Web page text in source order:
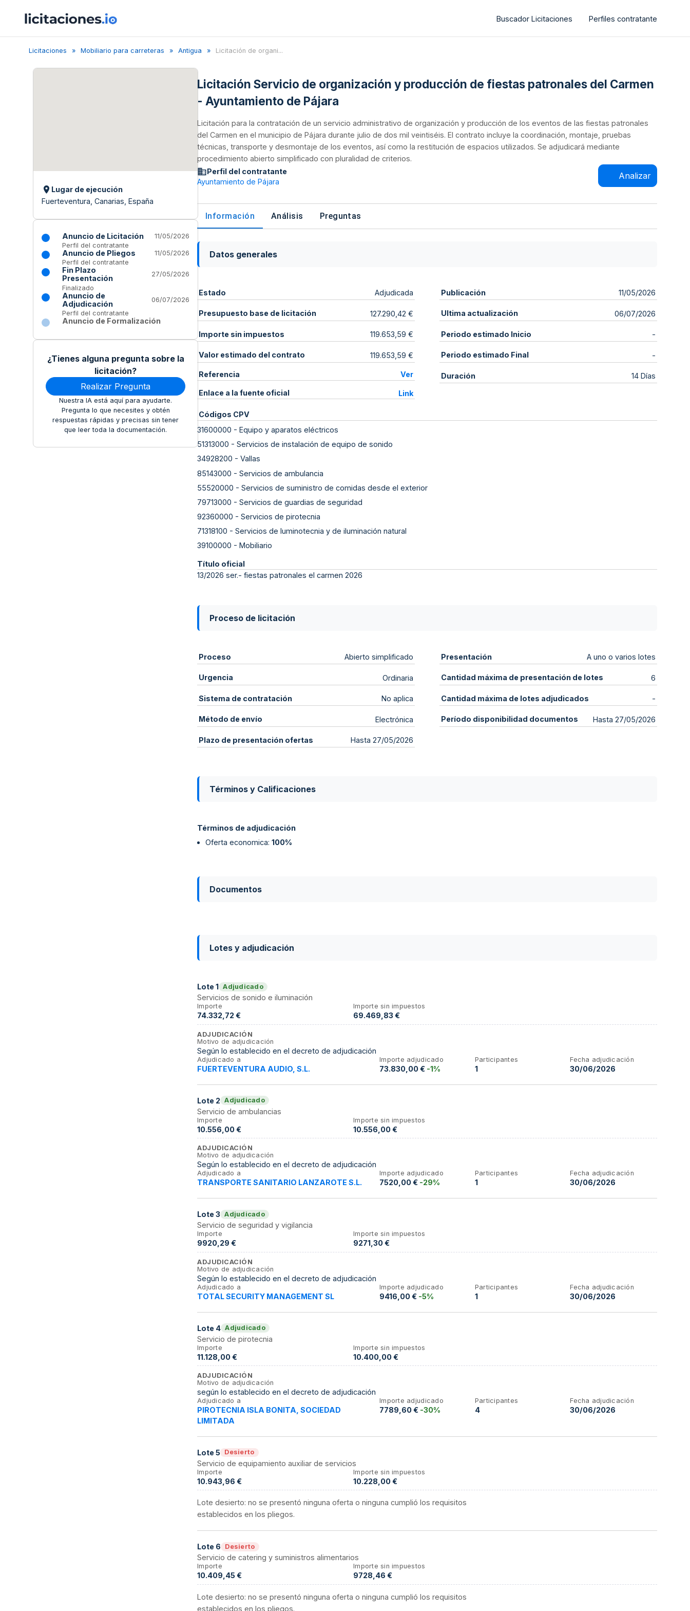
Buscador Licitaciones Perfiles contratante
Licitaciones Mobiliario para carreteras Antigua Licitación de organi...
Lugar de ejecución
Fuerteventura, Canarias, España
Anuncio de Licitación
11/05/2026
Perfil del contratante
Anuncio de Pliegos
11/05/2026
Perfil del contratante
Fin Plazo
Presentación
27/05/2026
Finalizado
Anuncio de
Adjudicación
06/07/2026
Perfil del contratante
Anuncio de Formalización
¿Tienes alguna pregunta sobre la
licitación?
Realizar Pregunta
Nuestra IA está aquí para ayudarte.
Pregunta lo que necesites y obtén
respuestas rápidas y precisas sin tener
que leer toda la documentación.
Licitación Servicio de organización y producción de fiestas patronales del Carmen
- Ayuntamiento de Pájara
Licitación para la contratación de un servicio administrativo de organización y producción de los eventos de las fiestas patronales
del Carmen en el municipio de Pájara durante julio de dos mil veintiséis. El contrato incluye la coordinación, montaje, pruebas
técnicas, transporte y desmontaje de los eventos, así como la restitución de espacios utilizados. Se adjudicará mediante
procedimiento abierto simplificado con pluralidad de criterios.
Perfil del contratante
Ayuntamiento de Pájara
Analizar
Información Análisis Preguntas
Datos generales
Estado Adjudicada
Presupuesto base de licitación 127.290,42 €
Importe sin impuestos 119.653,59 €
Valor estimado del contrato 119.653,59 €
Referencia Ver
Enlace a la fuente oficial Link
Publicación 11/05/2026
Ultima actualización 06/07/2026
Periodo estimado Inicio -
Periodo estimado Final -
Duración 14 Días
Códigos CPV
31600000 - Equipo y aparatos eléctricos
51313000 - Servicios de instalación de equipo de sonido
34928200 - Vallas
85143000 - Servicios de ambulancia
55520000 - Servicios de suministro de comidas desde el exterior
79713000 - Servicios de guardias de seguridad
92360000 - Servicios de pirotecnia
71318100 - Servicios de luminotecnia y de iluminación natural
39100000 - Mobiliario
Título oficial
13/2026 ser.- fiestas patronales el carmen 2026
Proceso de licitación
Proceso Abierto simplificado
Urgencia Ordinaria
Sistema de contratación No aplica
Método de envío Electrónica
Plazo de presentación ofertas Hasta 27/05/2026
Presentación A uno o varios lotes
Cantidad máxima de presentación de lotes 6
Cantidad máxima de lotes adjudicados -
Período disponibilidad documentos Hasta 27/05/2026
Términos y Calificaciones
Términos de adjudicación
Oferta economica: 100%
Documentos
Lotes y adjudicación
Lote1 Adjudicado
Servicios de sonido e iluminación
Importe
74.332,72 €
Importe sin impuestos
69.469,83 €
ADJUDICACIÓN
Motivo de adjudicación
Según lo establecido en el decreto de adjudicación
Adjudicado a
FUERTEVENTURA AUDIO, S.L.
Importe adjudicado
73.830,00 € -1%
Participantes
1
Fecha adjudicación
30/06/2026
Lote 2 Adjudicado
Servicio de ambulancias
Importe
10.556,00 €
Importe sin impuestos
10.556,00 €
ADJUDICACIÓN
Motivo de adjudicación
Según lo establecido en el decreto de adjudicación
Adjudicado a
TRANSPORTE SANITARIO LANZAROTE S.L.
Importe adjudicado
7520,00 € -29%
Participantes
1
Fecha adjudicación
30/06/2026
Lote3 Adjudicado
Servicio de seguridad y vigilancia
Importe
9920,29 €
Importe sin impuestos
9271,30 €
ADJUDICACIÓN
Motivo de adjudicación
Según lo establecido en el decreto de adjudicación
Adjudicado a
TOTAL SECURITY MANAGEMENT SL
Importe adjudicado
9416,00 € -5%
Participantes
1
Fecha adjudicación
30/06/2026
Lote 4 Adjudicado
Servicio de pirotecnia
Importe
11.128,00 €
Importe sin impuestos
10.400,00 €
ADJUDICACIÓN
Motivo de adjudicación
según lo establecido en el decreto de adjudicación
Adjudicado a
PIROTECNIA ISLA BONITA, SOCIEDAD
LIMITADA
Importe adjudicado
7789,60 € -30%
Participantes
4
Fecha adjudicación
30/06/2026
Lote5 Desierto
Servicio de equipamiento auxiliar de servicios
Importe
10.943,96 €
Importe sin impuestos
10.228,00 €
Lote desierto: no se presentó ninguna oferta o ninguna cumplió los requisitos
establecidos en los pliegos.
Lote 6 Desierto
Servicio de catering y suministros alimentarios
Importe
10.409,45 €
Importe sin impuestos
9728,46 €
Lote desierto: no se presentó ninguna oferta o ninguna cumplió los requisitos
establecidos en los pliegos.